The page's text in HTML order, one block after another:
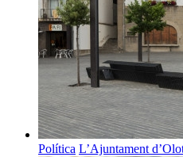
Política L’Ajuntament